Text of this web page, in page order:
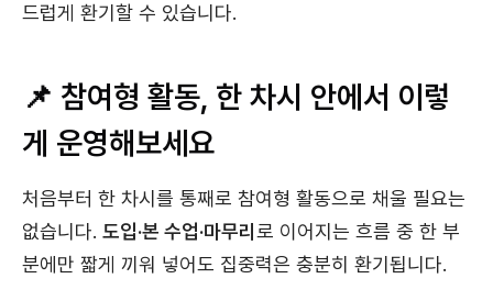
드럽게 환기할 수 있습니다.
📌 참여형 활동, 한 차시 안에서 이렇
게 운영해보세요
처음부터 한 차시를 통째로 참여형 활동으로 채울 필요는
없습니다. 도입·본 수업·마무리 로 이어지는 흐름 중 한 부
분에만 짧게 끼워 넣어도 집중력은 충분히 환기됩니다.